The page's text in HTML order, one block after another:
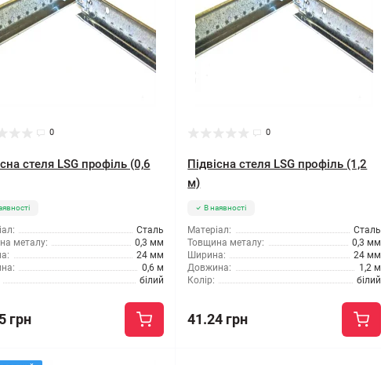
0
стеля LSG профіль (0,6
Сталь
металу:
0,3 мм
24 мм
0,6 м
білий
грн
0
Підвісна стеля LSG профіль (1,2
м)
В наявності
Матеріал:
Сталь
Товщина металу:
0,3 мм
Ширина:
24 мм
Довжина:
1,2 м
Колір:
білий
41.24 грн